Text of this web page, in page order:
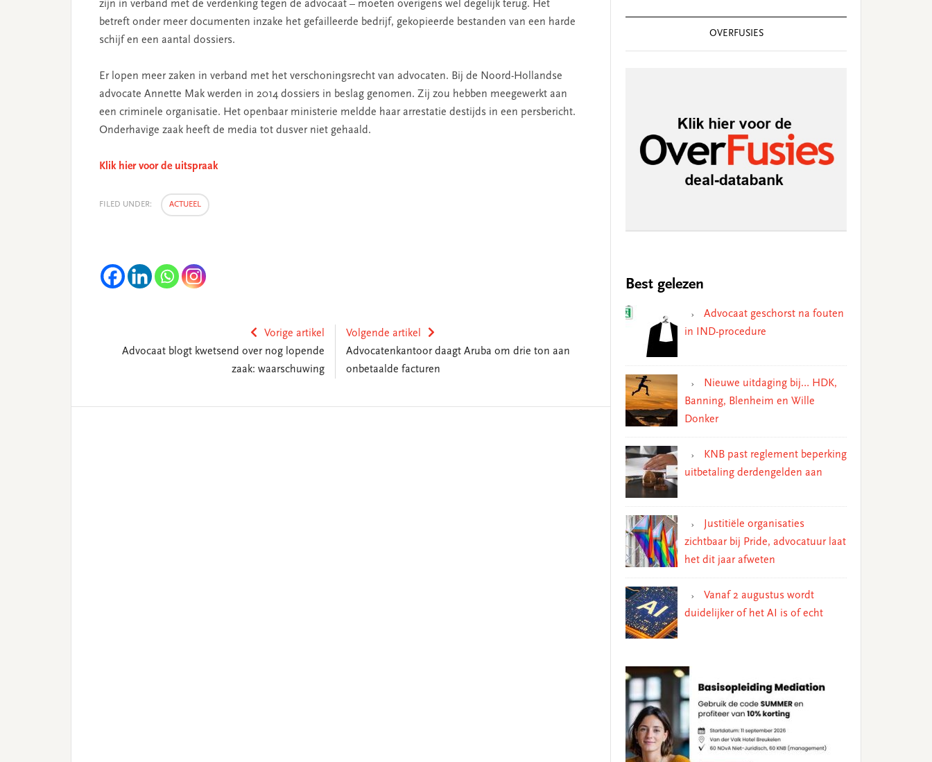
zijn in verband met de verdenking tegen de advocaat – moeten overigens wel degelijk terug. Het
betreft onder meer documenten inzake het gefailleerde bedrijf, gekopieerde bestanden van een harde
schijf en een aantal dossiers.
Er lopen meer zaken in verband met het verschoningsrecht van advocaten. Bij de Noord-Hollandse
advocate Annette Mak werden in 2014 dossiers in beslag genomen. Zij zou hebben meegewerkt aan
een criminele organisatie. Het openbaar ministerie meldde haar arrestatie destijds in een persbericht.
Onderhavige zaak heeft de media tot dusver niet gehaald.
Klik hier voor de uitspraak
FILED UNDER: ACTUEEL
Vorige artikel
Advocaat blogt kwetsend over nog lopende
zaak: waarschuwing
Volgende artikel
Advocatenkantoor daagt Aruba om drie ton aan
onbetaalde facturen
OVERFUSIES
Best gelezen
Advocaat geschorst na fouten
in IND-procedure
Nieuwe uitdaging bij… HDK,
Banning, Blenheim en Wille
Donker
KNB past reglement beperking
uitbetaling derdengelden aan
Justitiële organisaties
zichtbaar bij Pride, advocatuur laat
het dit jaar afweten
Vanaf 2 augustus wordt
duidelijker of het AI is of echt